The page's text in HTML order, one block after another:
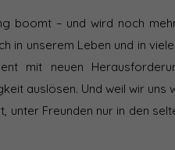
boomt – und wird noch
in unserem Leben und in
mit neuen
auslösen. Und weil wir uns
unter Freunden nur in den